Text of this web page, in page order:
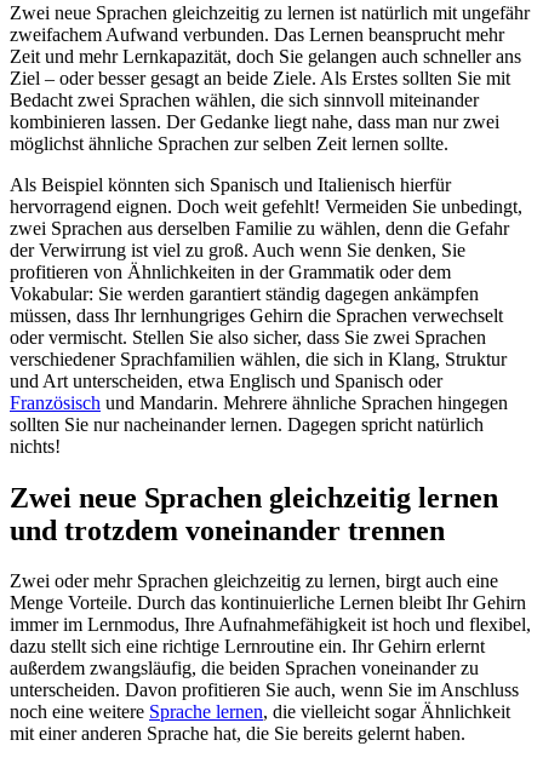
Zwei neue Sprachen gleichzeitig zu lernen ist natürlich mit ungefähr
zweifachem Aufwand verbunden. Das Lernen beansprucht mehr
Zeit und mehr Lernkapazität, doch Sie gelangen auch schneller ans
Ziel – oder besser gesagt an beide Ziele. Als Erstes sollten Sie mit
Bedacht zwei Sprachen wählen, die sich sinnvoll miteinander
kombinieren lassen. Der Gedanke liegt nahe, dass man nur zwei
möglichst ähnliche Sprachen zur selben Zeit lernen sollte.
Als Beispiel könnten sich Spanisch und Italienisch hierfür
hervorragend eignen. Doch weit gefehlt! Vermeiden Sie unbedingt,
zwei Sprachen aus derselben Familie zu wählen, denn die Gefahr
der Verwirrung ist viel zu groß. Auch wenn Sie denken, Sie
profitieren von Ähnlichkeiten in der Grammatik oder dem
Vokabular: Sie werden garantiert ständig dagegen ankämpfen
müssen, dass Ihr lernhungriges Gehirn die Sprachen verwechselt
oder vermischt. Stellen Sie also sicher, dass Sie zwei Sprachen
verschiedener Sprachfamilien wählen, die sich in Klang, Struktur
und Art unterscheiden, etwa Englisch und Spanisch oder
Französisch und Mandarin. Mehrere ähnliche Sprachen hingegen
sollten Sie nur nacheinander lernen. Dagegen spricht natürlich
nichts!
Zwei neue Sprachen gleichzeitig lernen
und trotzdem voneinander trennen
Zwei oder mehr Sprachen gleichzeitig zu lernen, birgt auch eine
Menge Vorteile. Durch das kontinuierliche Lernen bleibt Ihr Gehirn
immer im Lernmodus, Ihre Aufnahmefähigkeit ist hoch und flexibel,
dazu stellt sich eine richtige Lernroutine ein. Ihr Gehirn erlernt
außerdem zwangsläufig, die beiden Sprachen voneinander zu
unterscheiden. Davon profitieren Sie auch, wenn Sie im Anschluss
noch eine weitere Sprache lernen, die vielleicht sogar Ähnlichkeit
mit einer anderen Sprache hat, die Sie bereits gelernt haben.